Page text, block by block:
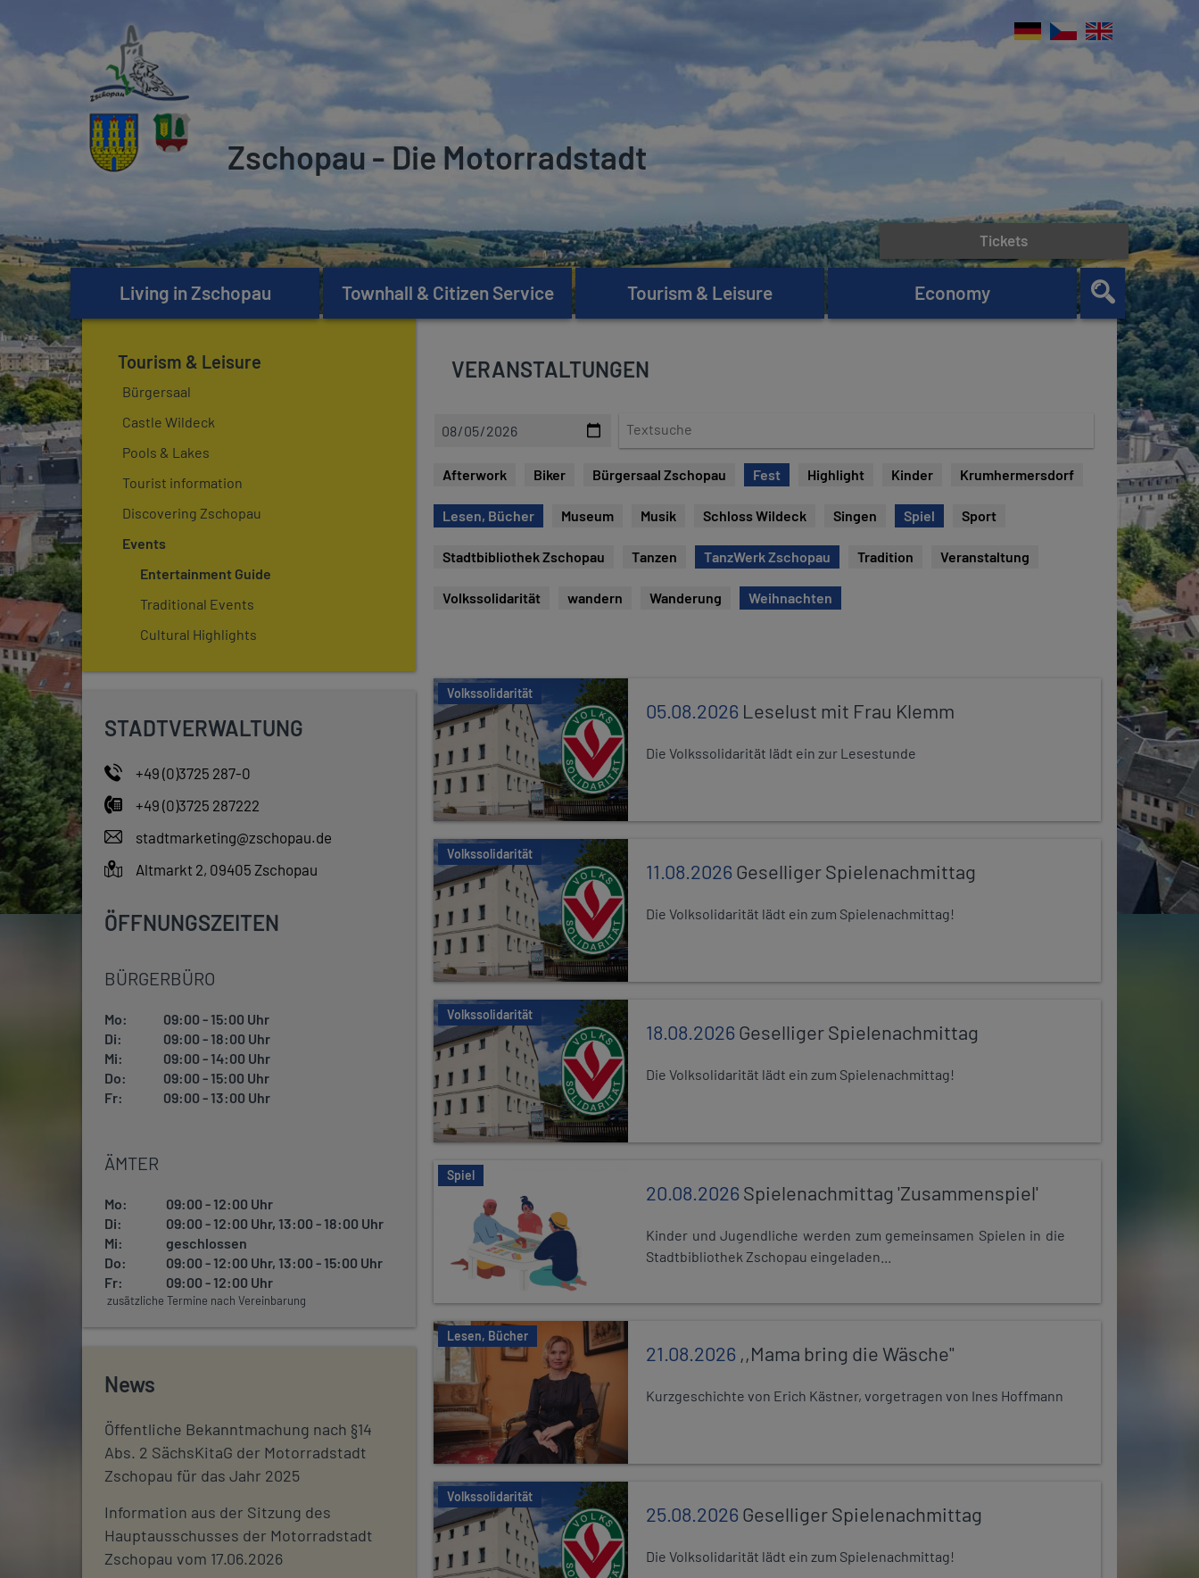
Zschopau - Die Motorradstadt
Living in Zschopau Townhall & Citizen Service Tourism & Leisure Economy
Tickets
Tourism & Leisure
Bürgersaal
Castle Wildeck
Pools & Lakes
Tourist information
Discovering Zschopau
Events
Entertainment Guide
Traditional Events
Cultural Highlights
STADTVERWALTUNG
+49 (0)3725 287-0
+49 (0)3725 287222
stadtmarketing@zschopau.de
Altmarkt 2, 09405 Zschopau
ÖFFNUNGSZEITEN
BÜRGERBÜRO
Mo:
09:00 - 15:00 Uhr
Di:
09:00 - 18:00 Uhr
Mi:
09:00 - 14:00 Uhr
Do:
09:00 - 15:00 Uhr
Fr:
09:00 - 13:00 Uhr
ÄMTER
Mo:
09:00 - 12:00 Uhr
Di:
09:00 - 12:00 Uhr, 13:00 - 18:00 Uhr
Mi:
geschlossen
Do:
09:00 - 12:00 Uhr, 13:00 - 15:00 Uhr
Fr:
09:00 - 12:00 Uhr
zusätzliche Termine nach Vereinbarung
News
Öffentliche Bekanntmachung nach §14
Abs. 2 SächsKitaG der Motorradstadt
Zschopau für das Jahr 2025
Information aus der Sitzung des
Hauptausschusses der Motorradstadt
Zschopau vom 17.06.2026
VERANSTALTUNGEN
t
Afterwork Biker Bürgersaal Zschopau Fest Highlight Kinder Krumhermersdorf
Lesen, Bücher Museum Musik Schloss Wildeck Singen Spiel Sport
Stadtbibliothek Zschopau Tanzen TanzWerk Zschopau Tradition Veranstaltung
Volkssolidarität wandern Wanderung Weihnachten
Volkssolidarität
05.08.2026 Leselust mit Frau Klemm
Die Volkssolidarität lädt ein zur Lesestunde
Volkssolidarität
11.08.2026Geselliger Spielenachmittag
Die Volksolidarität lädt ein zum Spielenachmittag!
Volkssolidarität
18.08.2026Geselliger Spielenachmittag
Die Volksolidarität lädt ein zum Spielenachmittag!
Spiel
20.08.2026Spielenachmittag 'Zusammenspiel'
Kinder und Jugendliche werden zum gemeinsamen Spielen in die
Stadtbibliothek Zschopau eingeladen...
Lesen, Bücher
21.08.2026 ,,Mama bring die Wäsche"
Kurzgeschichte von Erich Kästner, vorgetragen von Ines Hoffmann
Volkssolidarität
25.08.2026Geselliger Spielenachmittag
Die Volksolidarität lädt ein zum Spielenachmittag!